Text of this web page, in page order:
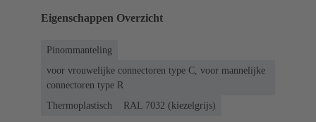
Eigenschappen Overzicht
Pinommanteling
voor vrouwelijke connectoren type C, voor mannelijke
connectoren type R
Thermoplastisch
RAL 7032 (kiezelgrijs)